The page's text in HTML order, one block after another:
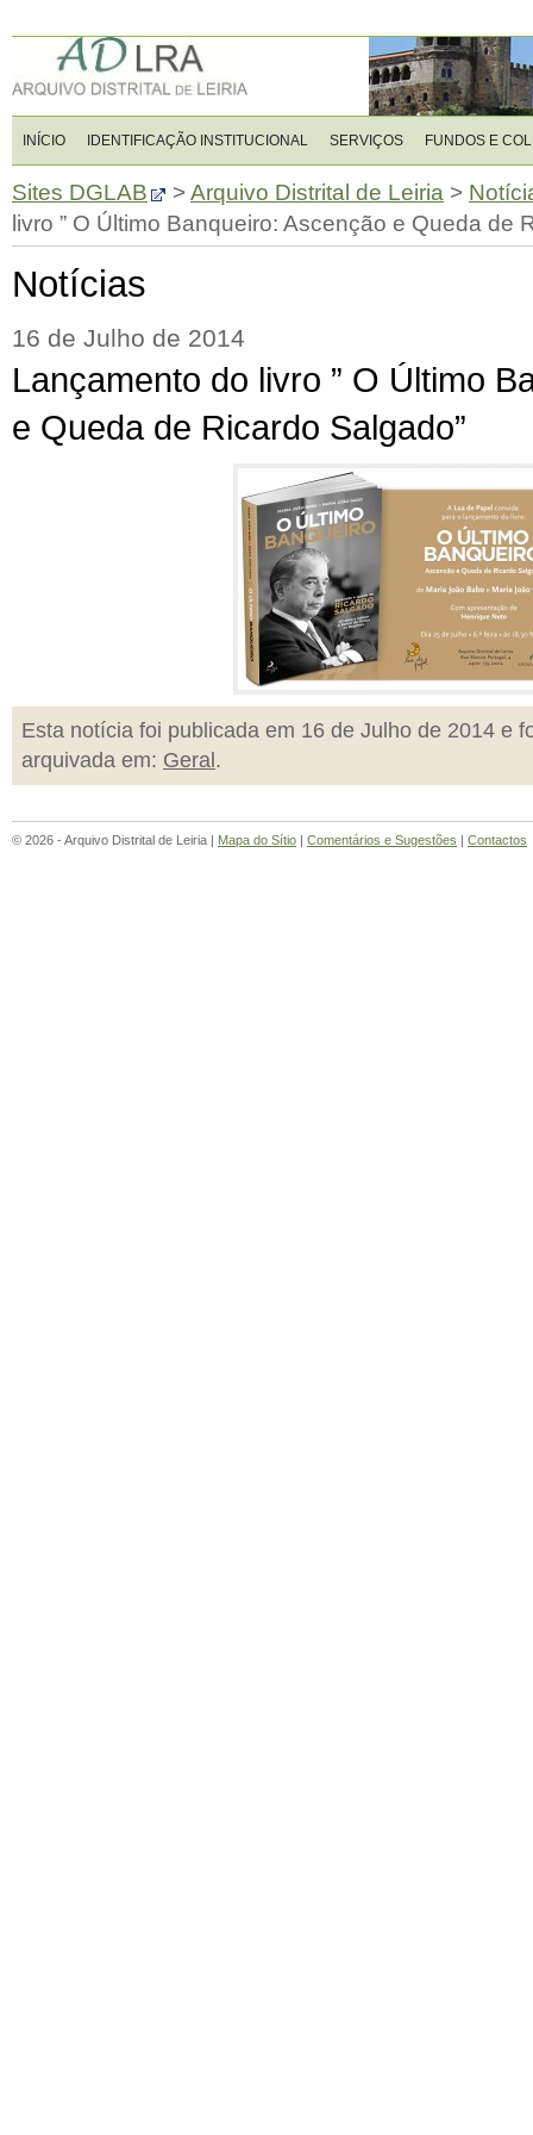
INÍCIO IDENTIFICAÇÃO INSTITUCIONAL SERVIÇOS FUNDOS E
Sites DGLAB >Arquivo Distrital de Leiria >
livro ” O Último Banqueiro: Ascenção e Queda de
Notícias
16 de Julho de 2014
Lançamento do livro ” O Último
e Queda de Ricardo Salgado”
Esta notícia foi publicada em 16 de Julho de 2014 e
arquivada em: Geral .
© 2026 - Arquivo Distrital de Leiria | Mapa do Sítio | Comentários e Sugestões | Contactos